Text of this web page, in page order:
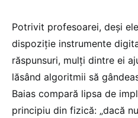
Potrivit profesoarei, deși
dispoziție instrumente
răspunsuri, mulți dintre ei
lăsând algoritmii să
Baias compară lipsa de
principiu din fizică: „dacă